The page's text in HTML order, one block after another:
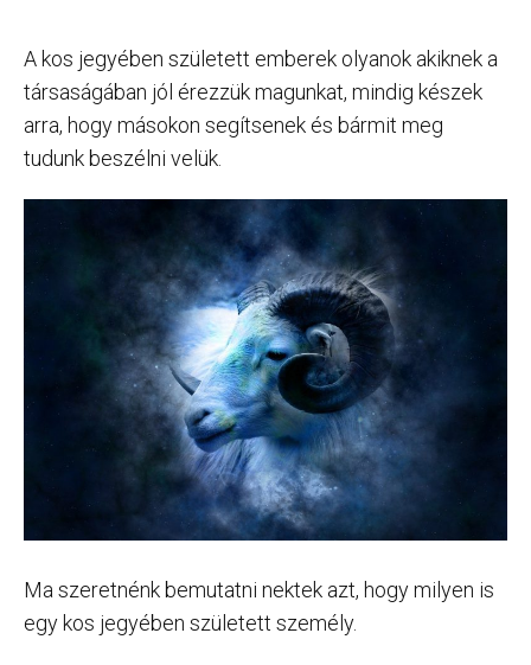
A kos jegyében született emberek olyanok akiknek a
társaságában jól érezzük magunkat, mindig készek
arra, hogy másokon segítsenek és bármit meg
tudunk beszélni velük.
Ma szeretnénk bemutatni nektek azt, hogy milyen is
egy kos jegyében született személy.